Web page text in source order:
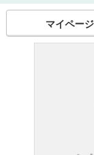
マイページ